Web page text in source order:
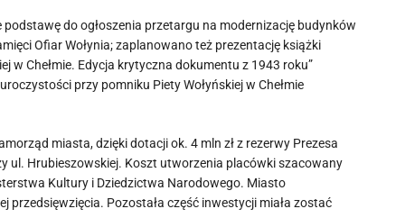
do ogłoszenia przetargu na modernizację budynków
Ofiar Wołynia; zaplanowano też prezentację książki
w Chełmie. Edycja krytyczna dokumentu z 1943 roku”
przy pomniku Piety Wołyńskiej w Chełmie
miasta, dzięki dotacji ok. 4 mln zł z rezerwy Prezesa
ul. Hrubieszowskiej. Koszt utworzenia placówki szacowany
Kultury i Dziedzictwa Narodowego. Miasto
Pozostała część inwestycji miała zostać